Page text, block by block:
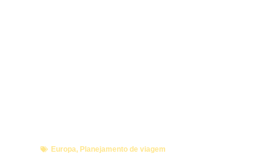
Europa, Planejamento de viagem